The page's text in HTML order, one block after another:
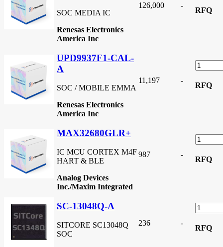
SOC MEDIA IC
Renesas Electronics
America Inc
126,000 -
RFQ
UPD9937F1-CAL-
A
SOC / MOBILE EMMA
Renesas Electronics
America Inc
11,197 -
RFQ
MAX32680GLR+
IC MCU CORTEX M4F
HART & BLE
Analog Devices
Inc./Maxim Integrated
987 -
RFQ
SC-13048Q-A
SITCORE SC13048Q
SOC
236 -
RFQ